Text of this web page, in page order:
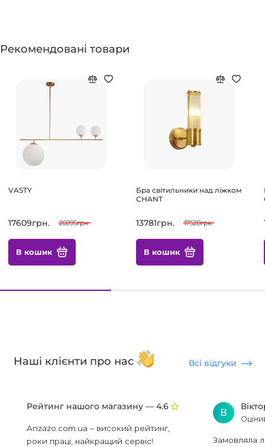
Рекомендовані товари
VASTY
17609грн. 26095грн.
В кошик
Бра світильники над ліжком
CHANT
13781грн. 17528грн.
В кошик
Наші клієнти про нас Всі відгуки
Рейтинг нашого магазину — 4.6
Anzazo.com.ua – високий рейтинг,
роки праці, найкращий сервіс!
В
Замовляла